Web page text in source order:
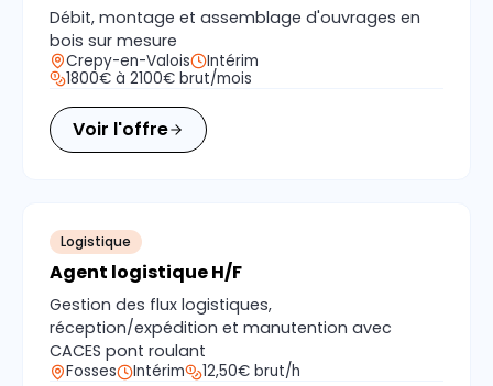
Débit, montage et assemblage d'ouvrages en
bois sur mesure
Crepy-en-Valois
Intérim
1800€ à 2100€ brut/mois
Voir l'offre
Logistique
Agent logistique H/F
Gestion des flux logistiques,
réception/expédition et manutention avec
CACES pont roulant
Fosses Intérim 12,50€ brut/h